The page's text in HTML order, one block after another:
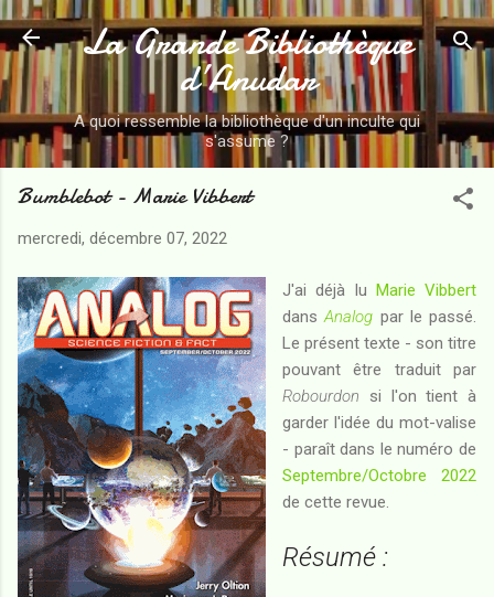
Accéder au contenu principal
La Grande Bibliothèque
d’Anudar
A quoi ressemble la bibliothèque d'un inculte qui
s'assume ?
Bumblebot - Marie Vibbert
mercredi, décembre 07, 2022
J'ai déjà lu Marie Vibbert
dansAnalog par le passé.
Le présent texte - son titre
pouvant être traduit par
Robourdon si l'on tient à
garder l'idée du mot-valise
- paraît dans le numéro de
Septembre/Octobre 2022
de cette revue.
Résumé :